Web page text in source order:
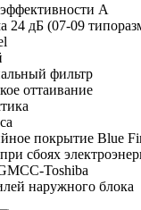
А
24 дБ (07-09
фильтр
оттаивание
покрытие Blue
сбоях
Toshiba
наружного блока